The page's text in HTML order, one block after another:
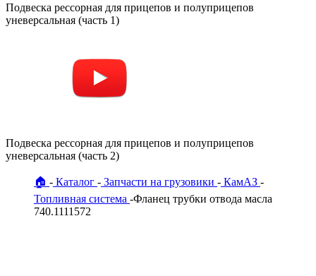
Подвеска рессорная для прицепов и полуприцепов
уневерсальная (часть 1)
Подвеска рессорная для прицепов и полуприцепов
уневерсальная (часть 2)
🏠 Каталог Запчасти на грузовики
КамАЗ
Топливная система Фланец трубки отвода масла
740.1111572